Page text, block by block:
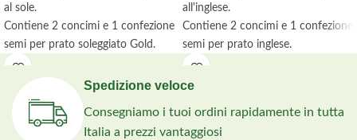
al sole.
Contiene 2 concimi e 1 confezione
semi per prato soleggiato Gold.
Ideale per coprire un'area di 70mq.
all'inglese.
Contiene 2 concimi e 1 confezione
semi per prato inglese.
Ideale per coprire un'area di 70mq.
Spedizione veloce
Consegniamo i tuoi ordini rapidamente in tutta
Italia a prezzi vantaggiosi